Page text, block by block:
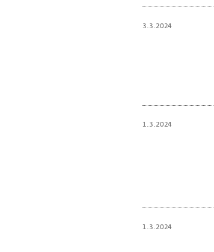
3.3.2024
1.3.2024
1.3.2024